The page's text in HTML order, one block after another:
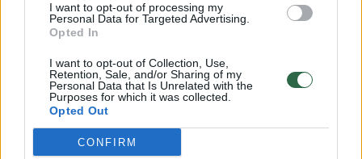
I want to opt-out of processing my
Personal Data for Targeted Advertising.
Opted In
I want to opt-out of Collection, Use,
Retention, Sale, and/or Sharing of my
Personal Data that Is Unrelated with the
Purposes for which it was collected.
Opted Out
CONFIRM
nuolatinė atkrintamųjų varžybų dalyvė ir tik
paskutiniuosius trejus metus likdavo už
atkrintamųjų varžybų ribos.
Visus šiuos 13 sezonų nedidelis Lietuvos
miestelis demonstravo, kad net ir mažų